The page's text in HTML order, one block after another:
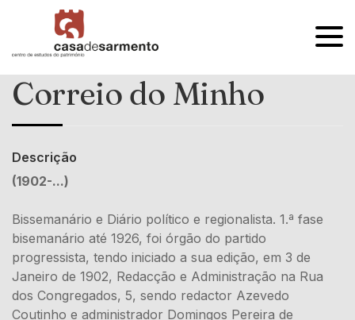
OPEN
Correio do Minho
Descrição
(1902-...)
Bissemanário e Diário político e regionalista. 1.ª fase
bisemanário até 1926, foi órgão do partido
progressista, tendo iniciado a sua edição, em 3 de
Janeiro de 1902, Redacção e Administração na Rua
dos Congregados, 5, sendo redactor Azevedo
Coutinho e administrador Domingos Pereira de